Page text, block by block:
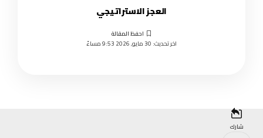
العجز الاستراتيجي
اخر تحديث: 30 مايو, 2026 9:53 مساءً
شارك